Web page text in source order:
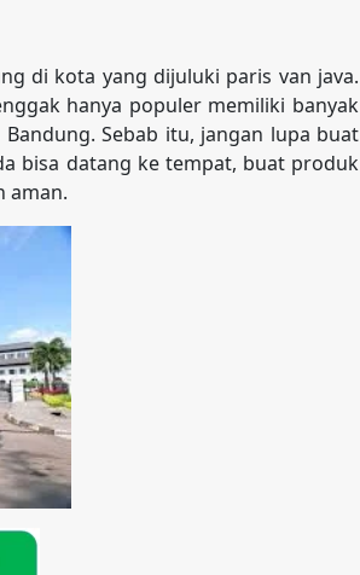
di kota yang dijuluki paris van java.
hanya populer memiliki banyak
Sebab itu, jangan lupa buat
bisa datang ke tempat, buat produk
aman.